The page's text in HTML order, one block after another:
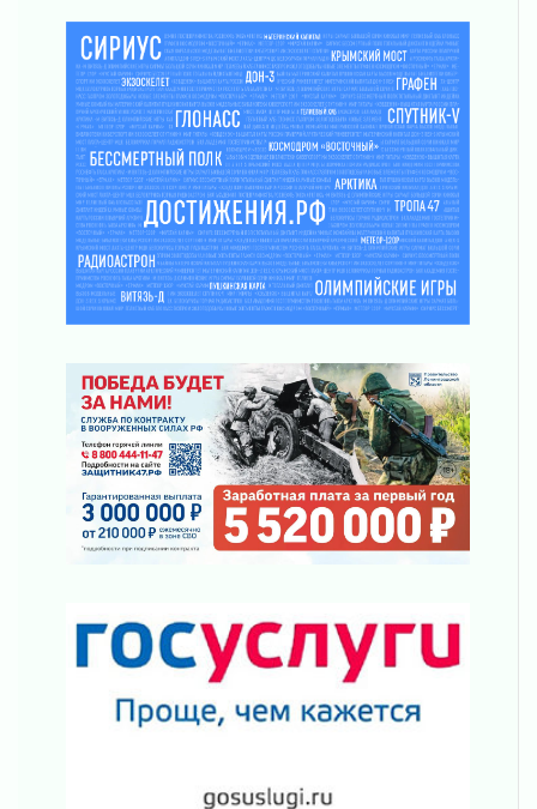
03 августа 2026
Поддержка волонтерских объединений
03 августа 2026
Ладожский мост полностью закроют на два
часа
03 августа 2026
Музеи Ленобласти обновляют пространства
03 августа 2026
Новая площадка: 2027
03 августа 2026
Часть медиков в Ленобласти сможет
рассчитывать на доплату от региона
За сутки в Ленинградской области
ликвидировали 10 пожаров
03 августа 2026
Клюква наливается, но в корзинку пока не
просится
03 августа 2026
Строительные компании Ленобласти
Шесть новых жизней в честь дня рождения
Ленинградской области
Уроки безопасности для детей и взрослых
десантных войск